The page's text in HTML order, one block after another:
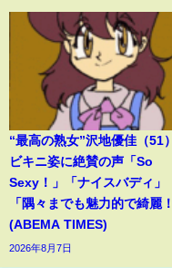
“最高の熟女”沢地優佳（51
ビキニ姿に絶賛の声「So
Sexy！」「ナイスバディ」
「隅々までも魅力的で綺麗！
(ABEMA TIMES)
2026年8月7日